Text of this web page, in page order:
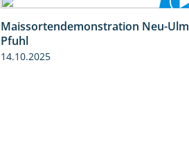
7:10
Maissortendemonstration Neu-Ulm
Pfuhl
14.10.2025